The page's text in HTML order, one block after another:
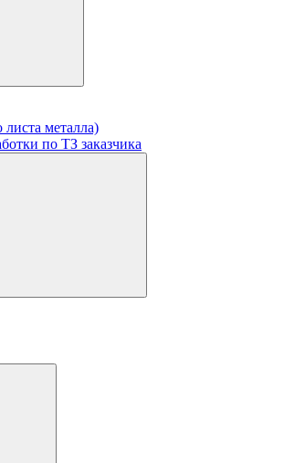
листа металла)
по ТЗ заказчика